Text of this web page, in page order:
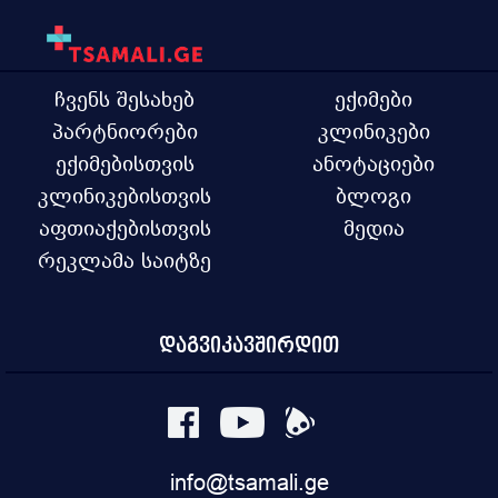
ჩვენს შესახებ
პარტნიორები
ექიმებისთვის
კლინიკებისთვის
აფთიაქებისთვის
რეკლამა საიტზე
ექიმები
კლინიკები
ანოტაციები
ბლოგი
მედია
დაგვიკავშირდით
info@tsamali.ge